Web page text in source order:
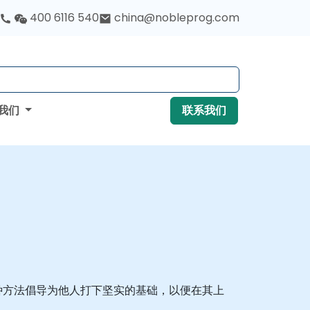
400 6116 540 china@nobleprog.com
们 联系我们
法倡导为他人打下坚实的基础，以便在其上